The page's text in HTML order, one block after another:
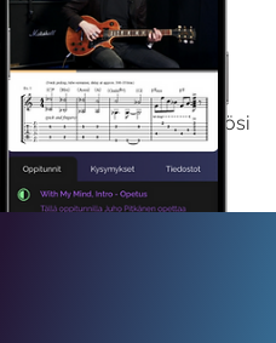
koko sisältömme käyttöösi
ajaksi.